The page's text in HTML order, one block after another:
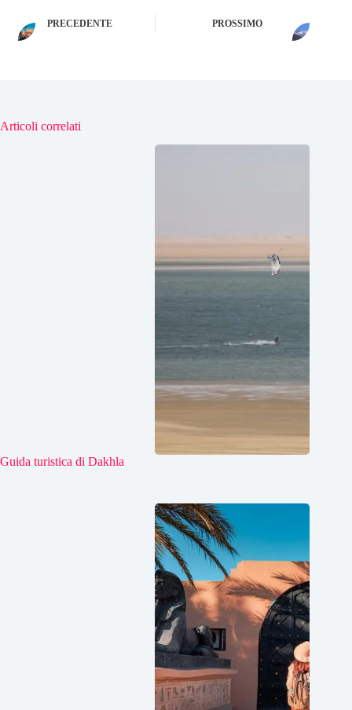
PRECEDENTE PROSSIMO
Articoli correlati
Guida turistica di Dakhla